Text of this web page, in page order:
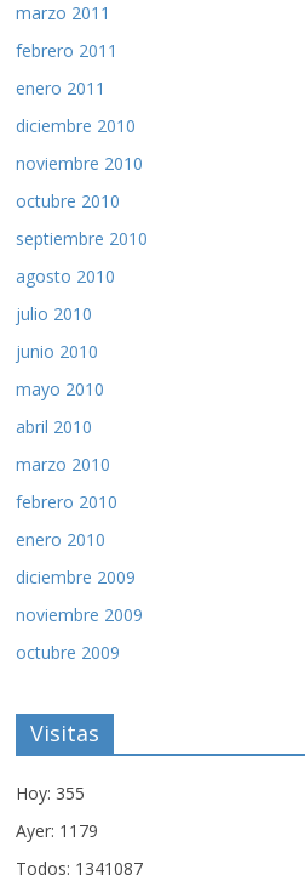
marzo 2011
febrero 2011
enero 2011
diciembre 2010
noviembre 2010
octubre 2010
septiembre 2010
agosto 2010
julio 2010
junio 2010
mayo 2010
abril 2010
marzo 2010
febrero 2010
enero 2010
diciembre 2009
noviembre 2009
octubre 2009
Visitas
Hoy: 355
Ayer: 1179
Todos: 1341087